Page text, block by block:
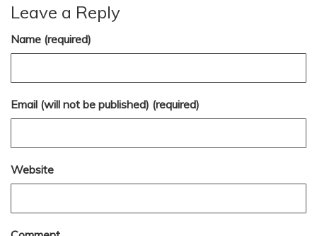
Leave a Reply
Name (required)
Email (will not be published) (required)
Website